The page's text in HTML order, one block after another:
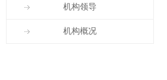
机构领导
机构概况